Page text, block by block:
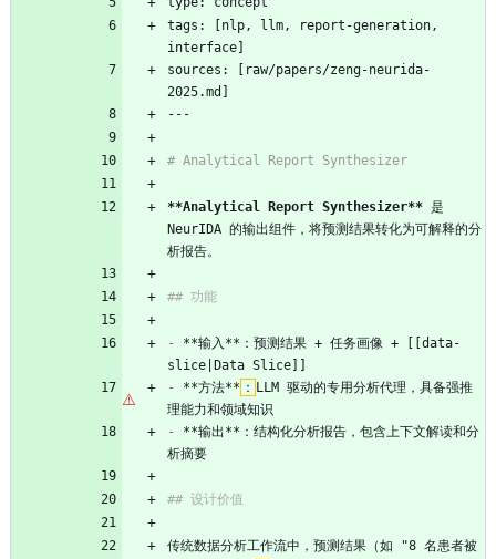
tags: [nlp, llm, report-generation,
interface]
sources: [raw/papers/zeng-neurida-
2025.md]
---
# Analytical Report Synthesizer
**Analytical Report Synthesizer** 是
NeurIDA 的输出组件，将预测结果转化为可解释的分
析报告。
## 功能
- **输入**：预测结果 + 任务画像 + [[data-
slice|Data Slice]]
- **方法** ： LLM 驱动的专用分析代理，具备强推
理能力和领域知识
- **输出**：结构化分析报告，包含上下文解读和分
析摘要
## 设计价值
传统数据分析工作流中，预测结果（如 "8 名患者被